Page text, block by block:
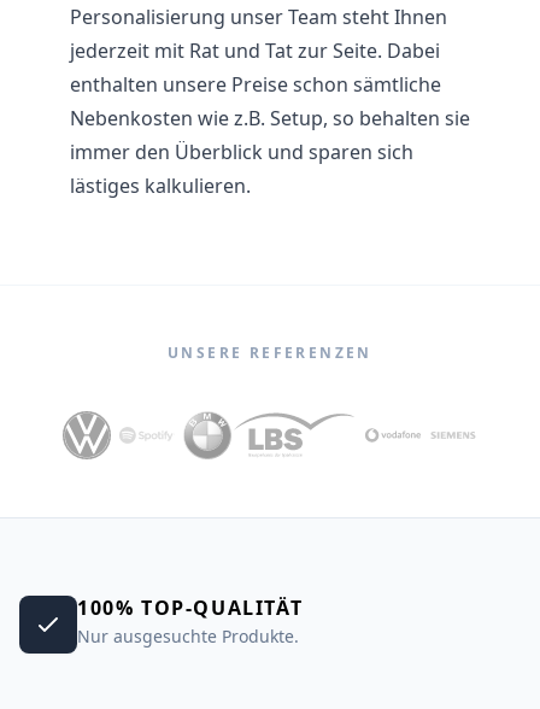
Personalisierung unser Team steht Ihnen
jederzeit mit Rat und Tat zur Seite. Dabei
enthalten unsere Preise schon sämtliche
Nebenkosten wie z.B. Setup, so behalten sie
immer den Überblick und sparen sich
lästiges kalkulieren.
UNSERE REFERENZEN
100% TOP-QUALITÄT
Nur ausgesuchte Produkte.